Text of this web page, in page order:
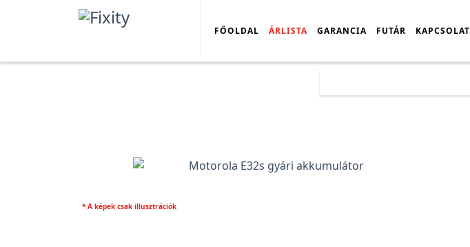
FŐOLDAL ÁRLISTA GARANCIA FUTÁR KAPCSOLAT
* A képek csak illusztrációk